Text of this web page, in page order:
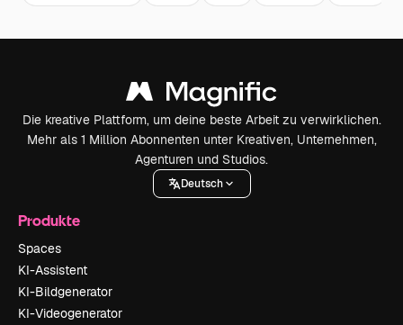
Die kreative Plattform, um deine beste Arbeit zu verwirklichen.
Mehr als 1 Million Abonnenten unter Kreativen, Unternehmen,
Agenturen und Studios.
Deutsch
Produkte
Spaces
KI-Assistent
KI-Bildgenerator
KI-Videogenerator